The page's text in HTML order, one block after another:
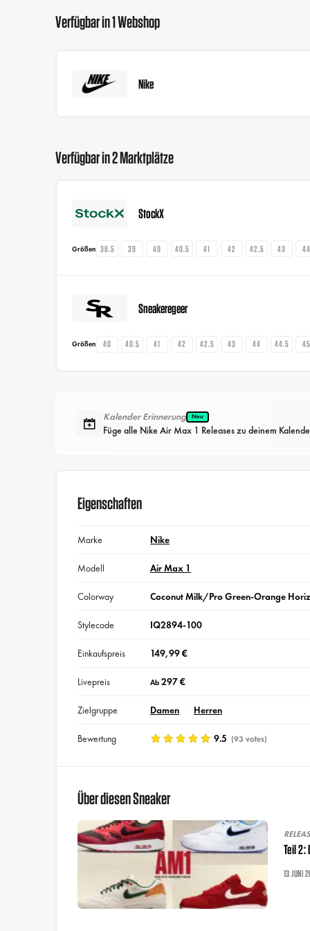
Verfügbar in 1 Webshop
Nike
Verfügbar in 2 Marktplätze
StockX
Größen 38.5 39 40 40.5 41 42 42.5 43 44
Sneakeregeer
Größen 40 40.5 41 42 42.5 43 44 44.5 45
Kalender Erinnerung Neu
Füge alle Nike Air Max 1 Releases zu deinem
Eigenschaften
Marke Nike
Modell Air Max 1
Colorway Coconut Milk/Pro Green-Orange
Stylecode IQ2894-100
Einkaufspreis 149,99 €
Livepreis Ab297 €
Zielgruppe Damen Herren
Bewertung 9.5 (93 votes)
Über diesen Sneaker
Teil 2:
13 JUNI